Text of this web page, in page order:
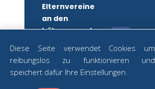
Elternvereine
an den
höheren und
Diese Seite verwendet Cookies um
reibungslos zu funktionieren und
speichert dafür Ihre Einstellungen.